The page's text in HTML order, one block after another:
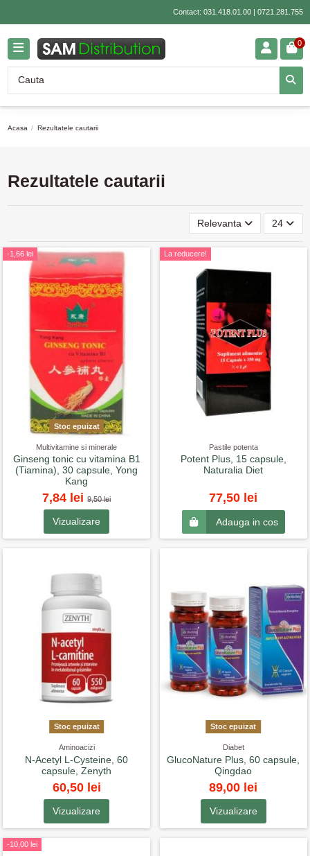
Contact: 031.418.01.00| 0721.281.755
0
Acasa Rezultatele cautarii
Rezultatele cautarii
Relevanta 24
-1,66 lei
Stoc epuizat
Multivitamine si minerale
Ginseng tonic cu vitamina B1
(Tiamina), 30 capsule, Yong
Kang
7,84 lei9,50 lei
Vizualizare
La reducere!
Pastile potenta
Potent Plus, 15 capsule,
Naturalia Diet
77,50 lei
Adauga in cos
Stoc epuizat
Aminoacizi
N-Acetyl L-Cysteine, 60
capsule, Zenyth
60,50 lei
Vizualizare
Stoc epuizat
Diabet
GlucoNature Plus, 60 capsule,
Qingdao
89,00 lei
Vizualizare
-10,00 lei